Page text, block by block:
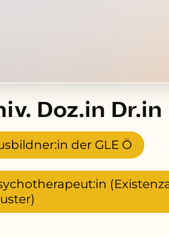
Doz.in
der GLE Ö